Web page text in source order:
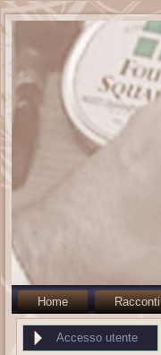
Home Racconti
Accesso utente